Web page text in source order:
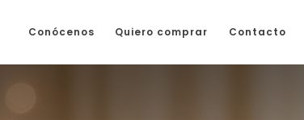
Conócenos Quiero comprar Contacto